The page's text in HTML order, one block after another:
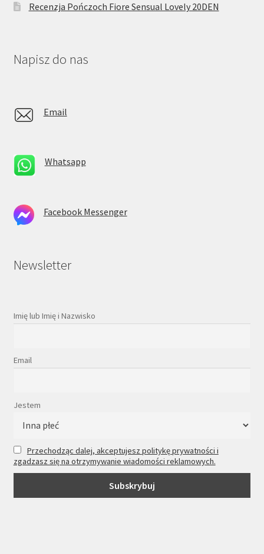
Recenzja Pończoch Fiore Sensual Lovely 20DEN
Napisz do nas
Email
Whatsapp
Facebook Messenger
Newsletter
Imię lub Imię i Nazwisko
Email
Jestem
Przechodząc dalej, akceptujesz politykę prywatności i
zgadzasz się na otrzymywanie wiadomości reklamowych.